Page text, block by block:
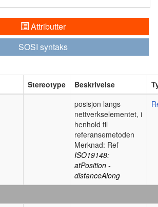
Attributter
SOSI syntaks
Stereotype Beskrivelse
posisjon langs
nettverkselementet, i
henhold til
referansemetoden
Merknad: Ref
ISO19148:
atPosition -
distanceAlong